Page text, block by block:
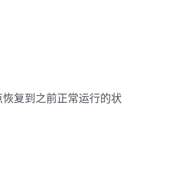
复到之前正常运行的状